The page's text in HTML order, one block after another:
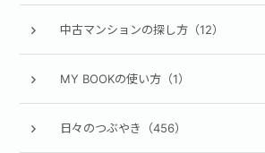
中古マンションの探し方（12）
MY BOOKの使い方（1）
日々のつぶやき（456）